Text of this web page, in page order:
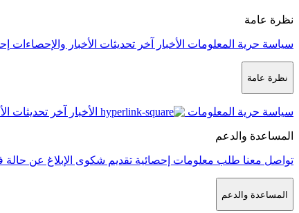
نظرة عامة
سياسة حرية المعلومات الأخبار آخر تحديثات الأخبار والإحصاءات
نظرة عامة
سياسة حرية المعلومات الأخبار آخر تحديثات
المساعدة والدعم
تواصل معنا طلب معلومات إحصائية تقديم شكوى الإبلاغ عن
المساعدة والدعم